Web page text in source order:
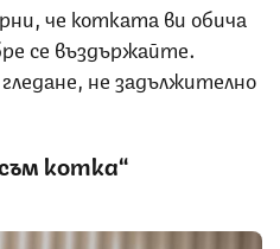
че котката ви обича
се въздържайте.
не задължително
котка“